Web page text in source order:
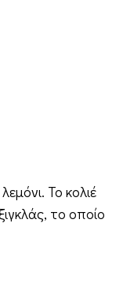
Το κολιέ
το οποίο